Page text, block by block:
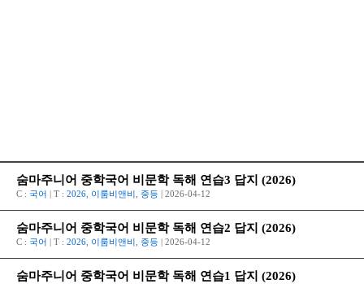
숨마주니어 중학국어 비문학 독해 연습3 답지 (2026)
C : 국어 | T : 2026 이룸비앤비 중등 | 2026-04-12
숨마주니어 중학국어 비문학 독해 연습2 답지 (2026)
C : 국어 | T : 2026 이룸비앤비 중등 | 2026-04-12
숨마주니어 중학국어 비문학 독해 연습1 답지 (2026)